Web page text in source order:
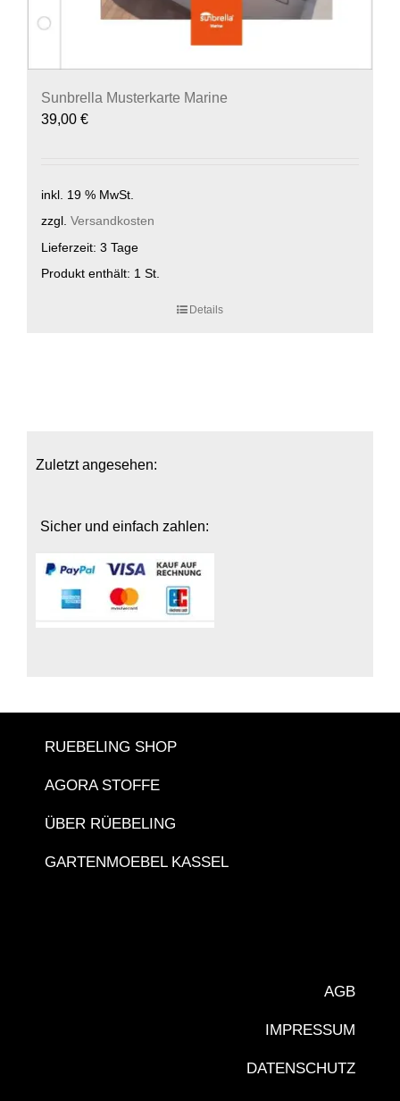
Sunbrella Musterkarte Marine
39,00 €
inkl. 19 % MwSt.
zzgl. Versandkosten
Lieferzeit: 3 Tage
Produkt enthält: 1 St.
Details
Zuletzt angesehen:
Sicher und einfach zahlen:
RUEBELING SHOP
AGORA STOFFE
ÜBER RÜEBELING
GARTENMOEBEL KASSEL
AGB
IMPRESSUM
DATENSCHUTZ